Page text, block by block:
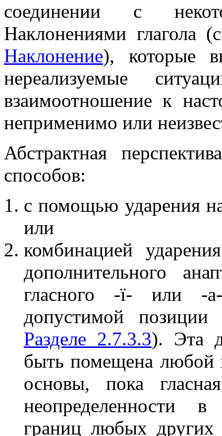
соединении с
Наклонениями глагола
Наклонение), которые
нереализуемые
взаимоотношение к
неприменимо или
Абстрактная
способов:
с помощью ударения
или
комбинацией
дополнительного
гласного -ï- или -a-
допустимой
Разделе 2.7.3.3). Эта
быть помещена любой
основы, пока
неопределенности
границ любых других